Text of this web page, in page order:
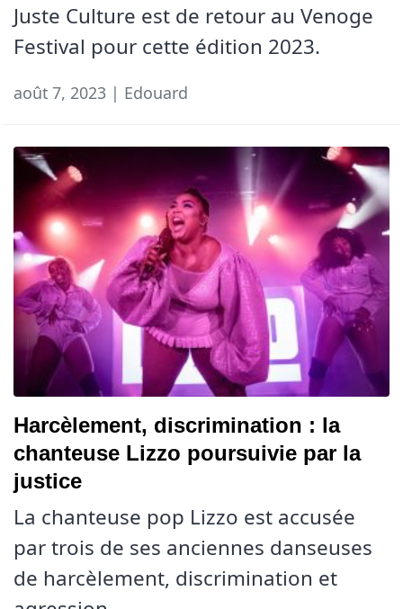
Juste Culture est de retour au Venoge
Festival pour cette édition 2023.
août 7, 2023 | Edouard
Harcèlement, discrimination : la
chanteuse Lizzo poursuivie par la
justice
La chanteuse pop Lizzo est accusée
par trois de ses anciennes danseuses
de harcèlement, discrimination et